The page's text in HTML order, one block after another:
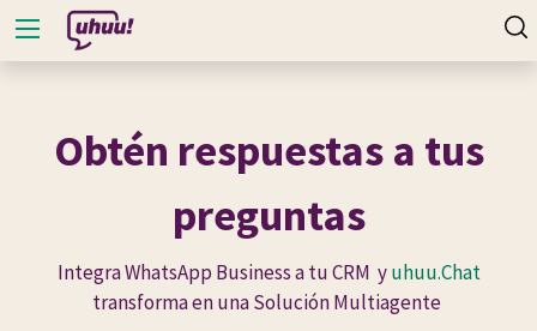
Obtén respuestas a tus
preguntas
Integra WhatsApp Business a tu CRM yuhuu.Chat
transforma en una Solución Multiagente